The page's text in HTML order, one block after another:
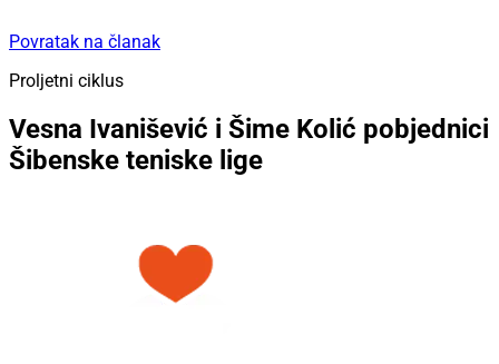
Povratak na članak
Proljetni ciklus
Vesna Ivanišević i Šime Kolić pobjednici
Šibenske teniske lige